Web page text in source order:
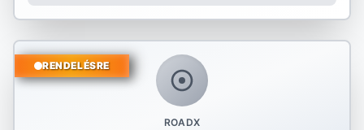
ROADX
RENDELÉSRE